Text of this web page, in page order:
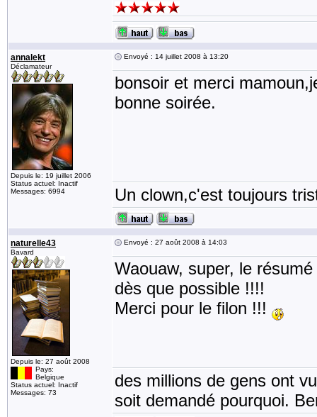
annalekt
Déclamateur
Depuis le: 19 juillet 2006
Status actuel: Inactif
Messages: 6994
Envoyé : 14 juillet 2008 à 13:20
bonsoir et merci
bonne soirée.
Un clown,c'est toujours
naturelle43
Bavard
Depuis le: 27 août 2008
Pays:
Belgique
Status actuel: Inactif
Messages: 73
Envoyé : 27 août 2008 à 14:03
Waouaw, super, le
dès que possible !!!!
Merci pour le filon !!!
des millions de gens ont
soit demandé pourquoi.